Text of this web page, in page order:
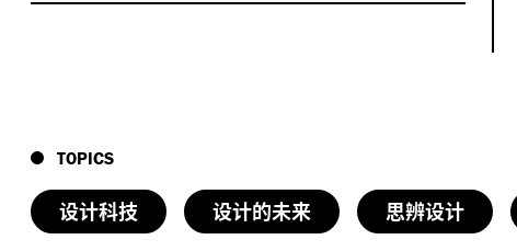
TOPICS
设计科技 设计的未来 思辨设计